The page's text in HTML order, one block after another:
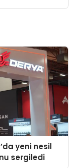
yeni nesil
sergiledi